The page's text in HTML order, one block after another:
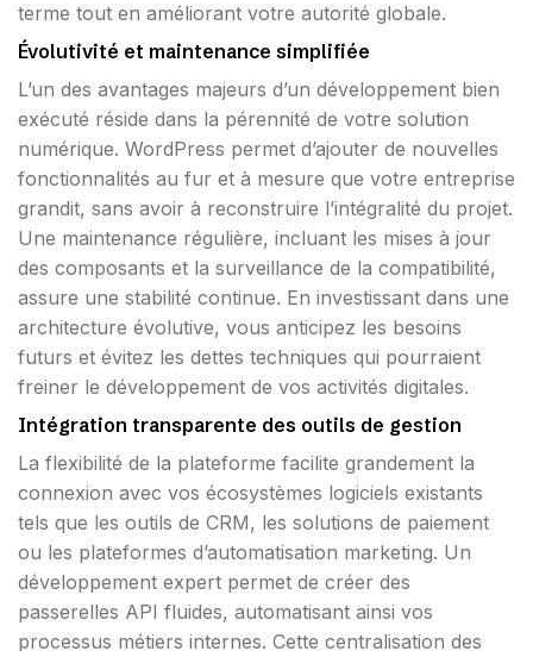
terme tout en améliorant votre autorité globale.
Évolutivité et maintenance simplifiée
L’un des avantages majeurs d’un développement bien
exécuté réside dans la pérennité de votre solution
numérique. WordPress permet d’ajouter de nouvelles
fonctionnalités au fur et à mesure que votre entreprise
grandit, sans avoir à reconstruire l’intégralité du projet.
Une maintenance régulière, incluant les mises à jour
des composants et la surveillance de la compatibilité,
assure une stabilité continue. En investissant dans une
architecture évolutive, vous anticipez les besoins
futurs et évitez les dettes techniques qui pourraient
freiner le développement de vos activités digitales.
Intégration transparente des outils de gestion
La flexibilité de la plateforme facilite grandement la
connexion avec vos écosystèmes logiciels existants
tels que les outils de CRM, les solutions de paiement
ou les plateformes d’automatisation marketing. Un
développement expert permet de créer des
passerelles API fluides, automatisant ainsi vos
processus métiers internes. Cette centralisation des